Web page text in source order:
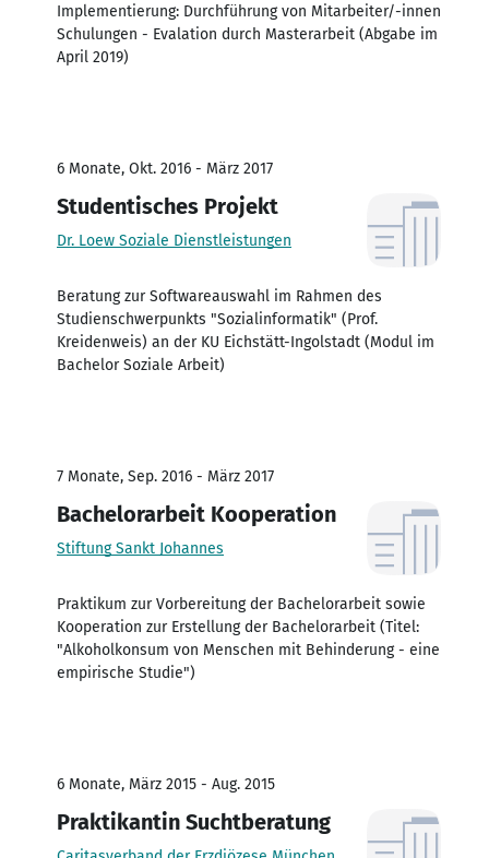
Implementierung: Durchführung von Mitarbeiter/-innen
Schulungen - Evalation durch Masterarbeit (Abgabe im
April 2019)
6 Monate, Okt. 2016 - März 2017
Studentisches Projekt
Dr. Loew Soziale Dienstleistungen
Beratung zur Softwareauswahl im Rahmen des
Studienschwerpunkts "Sozialinformatik" (Prof.
Kreidenweis) an der KU Eichstätt-Ingolstadt (Modul im
Bachelor Soziale Arbeit)
7 Monate, Sep. 2016 - März 2017
Bachelorarbeit Kooperation
Stiftung Sankt Johannes
Praktikum zur Vorbereitung der Bachelorarbeit sowie
Kooperation zur Erstellung der Bachelorarbeit (Titel:
"Alkoholkonsum von Menschen mit Behinderung - eine
empirische Studie")
6 Monate, März 2015 - Aug. 2015
Praktikantin Suchtberatung